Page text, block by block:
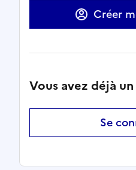
Créer
Vous avez déjà
Se